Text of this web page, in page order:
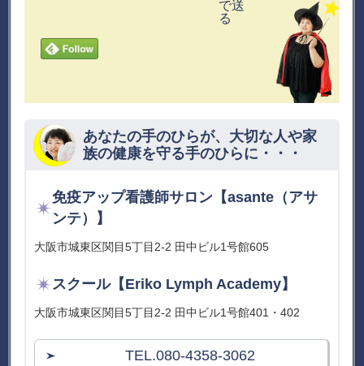
あなたの手のひらが、大切な人や家
族の健康を守る手のひらに・・・
免疫アップ看護師サロン【asante（アサ
ンテ）】
大阪市城東区関目5丁目2-2 田中ビル1号館605
スクール【Eriko Lymph Academy】
大阪市城東区関目5丁目2-2 田中ビル1号館401・402
TEL.080-4358-3062